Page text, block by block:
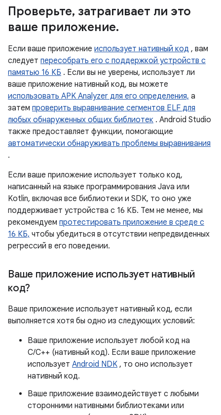
Проверьте, затрагивает ли это
ваше приложение.
Если ваше приложение использует нативный код , вам
следует пересобрать его с поддержкой устройств с
памятью 16 КБ . Если вы не уверены, использует ли
ваше приложение нативный код, вы можете
использовать APK Analyzer для его определения, а
затем проверить выравнивание сегментов ELF для
любых обнаруженных общих библиотек . Android Studio
также предоставляет функции, помогающие
автоматически обнаруживать проблемы выравнивания
.
Если ваше приложение использует только код,
написанный на языке программирования Java или
Kotlin, включая все библиотеки и SDK, то оно уже
поддерживает устройства с 16 КБ. Тем не менее, мы
рекомендуем протестировать приложение в среде с
16 КБ, чтобы убедиться в отсутствии непредвиденных
регрессий в его поведении.
Ваше приложение использует нативный
код?
Ваше приложение использует нативный код, если
выполняется хотя бы одно из следующих условий:
Ваше приложение использует любой код на
C/C++ (нативный код). Если ваше приложение
использует Android NDK , то оно использует
нативный код.
Ваше приложение взаимодействует с любыми
сторонними нативными библиотеками или